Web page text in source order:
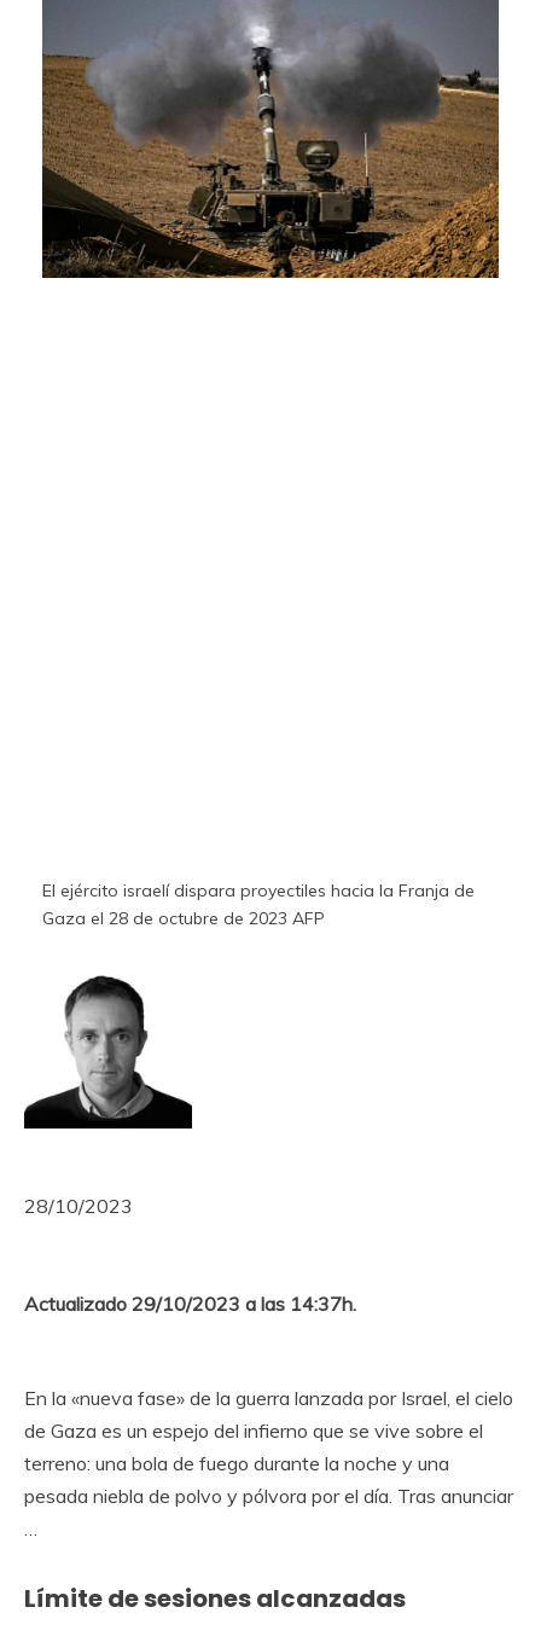
El ejército israelí dispara proyectiles hacia la Franja de
Gaza el 28 de octubre de 2023 AFP
28/10/2023
Actualizado 29/10/2023 a las 14:37h.
En la «nueva fase» de la guerra lanzada por Israel, el cielo
de Gaza es un espejo del infierno que se vive sobre el
terreno: una bola de fuego durante la noche y una
pesada niebla de polvo y pólvora por el día. Tras anunciar
…
Límite de sesiones alcanzadas